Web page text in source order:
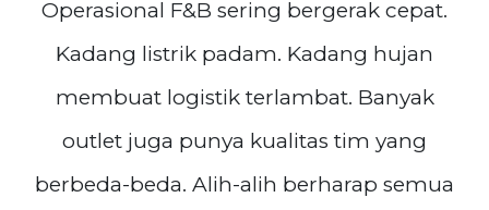
Operasional F&B sering bergerak cepat.
Kadang listrik padam. Kadang hujan
membuat logistik terlambat. Banyak
outlet juga punya kualitas tim yang
berbeda-beda. Alih-alih berharap semua